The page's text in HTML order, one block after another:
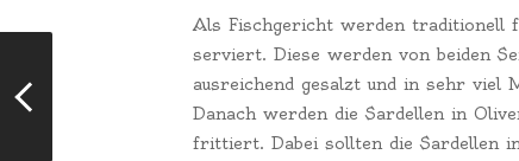
Als Fischgericht werden
serviert. Diese werden von beiden
ausreichend gesalzt und in sehr viel
Danach werden die Sardellen in
frittiert. Dabei sollten die Sardellen